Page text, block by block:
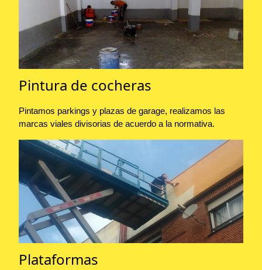
Pintura de cocheras
Pintamos parkings y plazas de garage, realizamos las
marcas viales divisorias de acuerdo a la normativa.
Plataformas